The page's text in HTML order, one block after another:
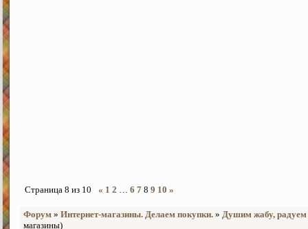
Страница 8 из 10 « 1 2 … 6 7 8 9 10 »
Форум » Интернет-магазины. Делаем покупки. » Душим жабу, радуем
магазины)